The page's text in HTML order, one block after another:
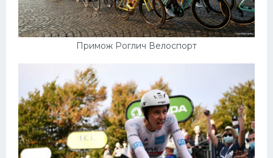
Примож Роглич Велоспорт